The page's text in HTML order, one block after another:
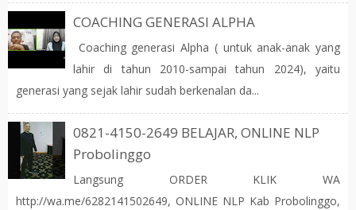
COACHING GENERASI ALPHA
Coaching generasi Alpha ( untuk anak-anak yang
lahir di tahun 2010-sampai tahun 2024), yaitu
generasi yang sejak lahir sudah berkenalan da...
0821-4150-2649 BELAJAR, ONLINE NLP
Probolinggo
Langsung ORDER KLIK WA
http://wa.me/6282141502649, ONLINE NLP Kab Probolinggo,